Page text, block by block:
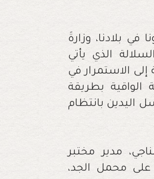
في بلادنا، وزارةَ
الذي يأتي
الاستمرار في
الواقية بطريقة
اليدين بانتظام
مدير مختبر
على محمل الجد،